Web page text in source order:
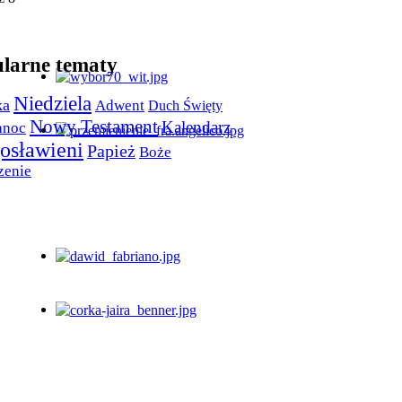
tematy
Niedziela Adwent Duch Święty
Nowy TestamentKalendarz
Papież Boże